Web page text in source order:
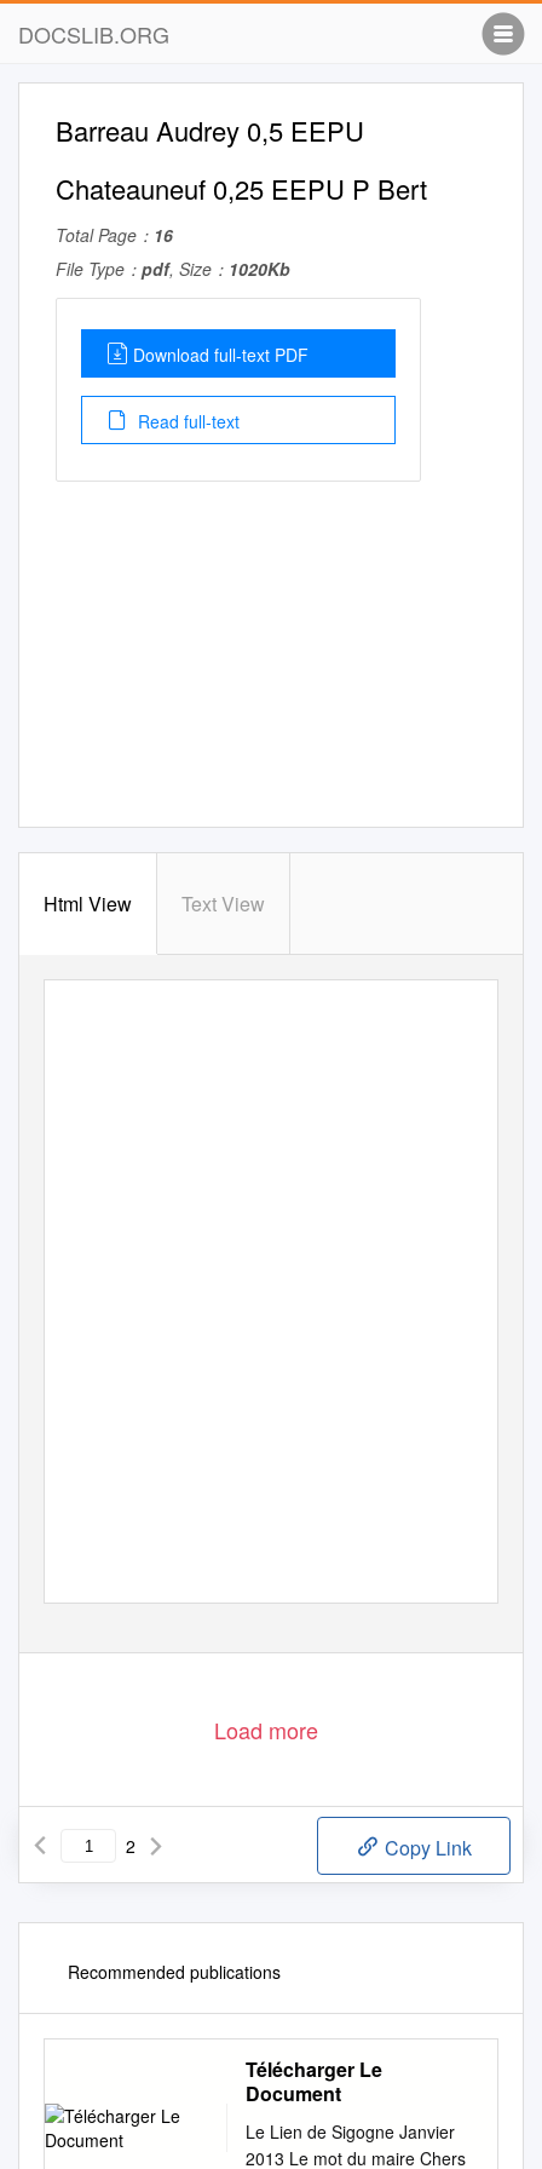
DOCSLIB.ORG
Barreau Audrey 0,5 EEPU
Chateauneuf 0,25 EEPU P Bert
Total Page： 16
File Type： pdf, Size： 1020Kb
Download full-text PDF
Read full-text
Html View Text View
Load more
2 Copy Link
Recommended publications
Télécharger Le
Document
Le Lien de Sigogne Janvier
2013 Le mot du maire Chers